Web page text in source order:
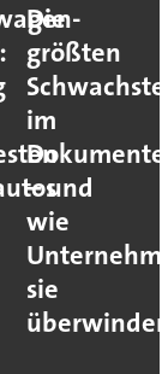
Die
größten
im
– und
wie
sie